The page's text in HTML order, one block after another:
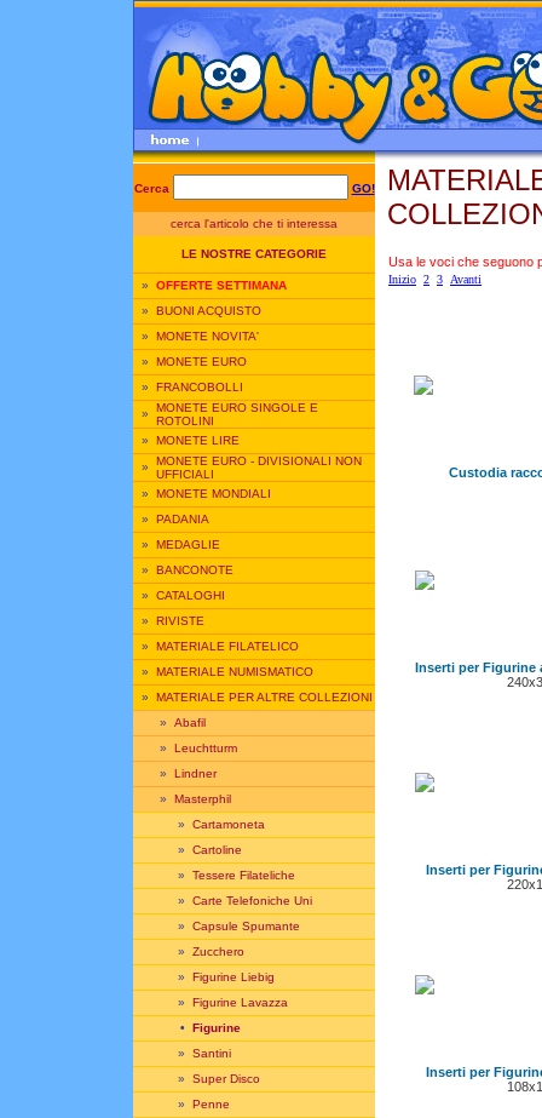
Cerca GO!
cerca l'articolo che ti interessa
LE NOSTRE CATEGORIE
» OFFERTE SETTIMANA
» BUONI ACQUISTO
» MONETE NOVITA'
» MONETE EURO
» FRANCOBOLLI
» MONETE EURO SINGOLE E
ROTOLINI
» MONETE LIRE
» MONETE EURO - DIVISIONALI NON
UFFICIALI
» MONETE MONDIALI
» PADANIA
» MEDAGLIE
» BANCONOTE
» CATALOGHI
» RIVISTE
» MATERIALE FILATELICO
» MATERIALE NUMISMATICO
» MATERIALE PER ALTRE COLLEZIONI
» Abafil
» Leuchtturm
» Lindner
» Masterphil
» Cartamoneta
» Cartoline
» Tessere Filateliche
» Carte Telefoniche Uni
» Capsule Spumante
» Zucchero
» Figurine Liebig
» Figurine Lavazza
• Figurine
» Santini
» Super Disco
» Penne
Usa le voci che seguono
Inizio 2 3 Avanti
Custodia
Inserti per Figurine
Inserti per
Inserti per